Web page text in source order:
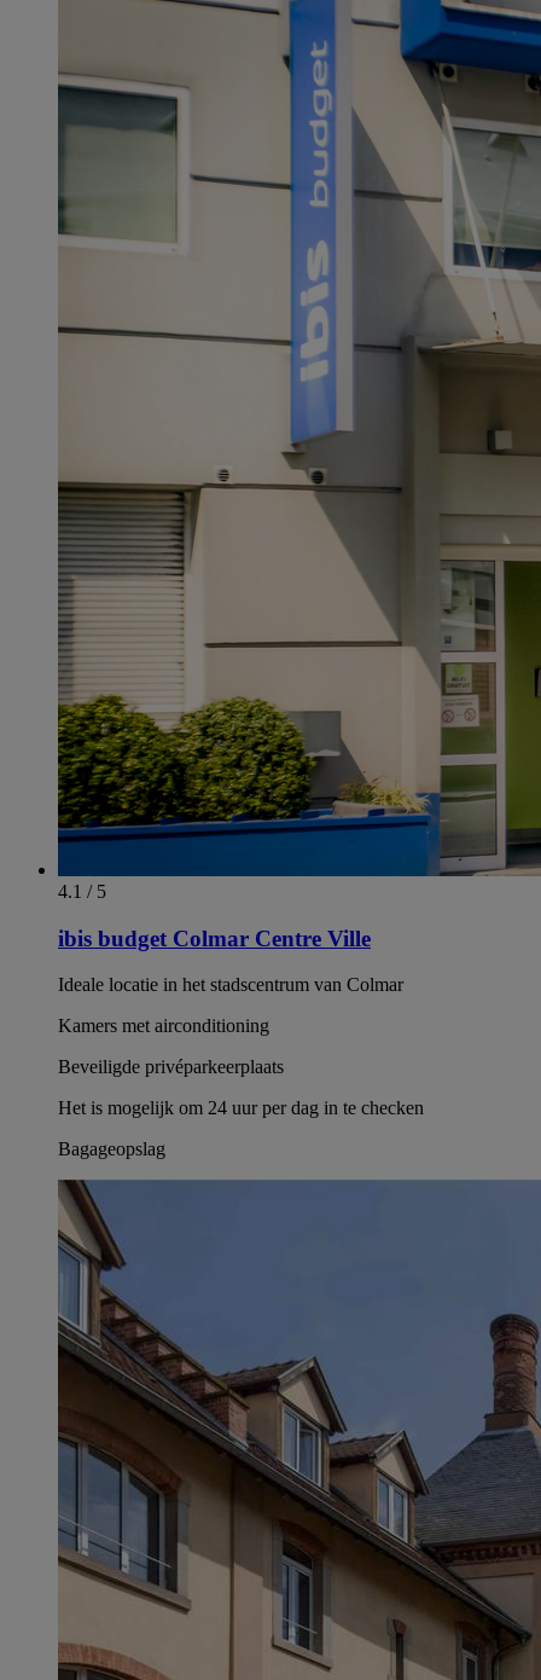
4.1 / 5
ibis budget Colmar Centre Ville
Ideale locatie in het stadscentrum van Colmar
Kamers met airconditioning
Beveiligde privéparkeerplaats
Het is mogelijk om 24 uur per dag in te checken
Bagageopslag